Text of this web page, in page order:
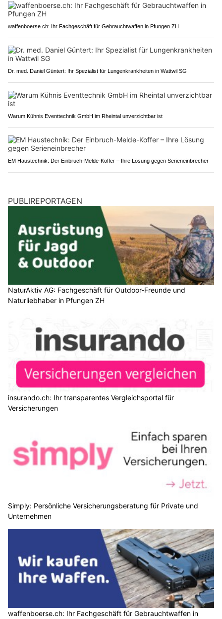
waffenboerse.ch: Ihr Fachgeschäft für Gebrauchtwaffen in Pfungen ZH
Dr. med. Daniel Güntert: Ihr Spezialist für Lungenkrankheiten in Wattwil SG
Warum Kühnis Eventtechnik GmbH im Rheintal unverzichtbar ist
EM Haustechnik: Der Einbruch-Melde-Koffer – Ihre Lösung gegen Serieneinbrecher
PUBLIREPORTAGEN
NaturAktiv AG: Fachgeschäft für Outdoor-Freunde und
Naturliebhaber in Pfungen ZH
insurando.ch: Ihr transparentes Vergleichsportal für
Versicherungen
Simply: Persönliche Versicherungsberatung für Private und
Unternehmen
waffenboerse.ch: Ihr Fachgeschäft für Gebrauchtwaffen in